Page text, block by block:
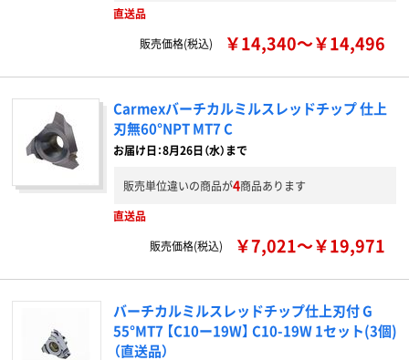
直送品
販売価格(税込)
￥14,340～￥14,496
Carmexバーチカルミルスレッドチップ 仕上
刃無60°NPT MT7 C
お届け日：8月26日（水）まで
販売単位違いの商品が4商品あります
直送品
販売価格(税込)
￥7,021～￥19,971
バーチカルミルスレッドチップ仕上刃付 G
55°MT7 【C10ー19W】 C10-19W 1セット(3個)
（直送品）